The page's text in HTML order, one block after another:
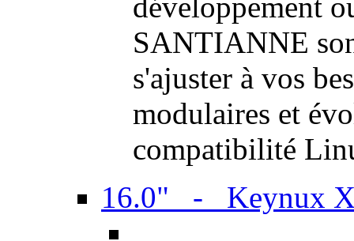
SANTIANNE
s'ajuster à vos
modulaires et
compatibilité
16.0" - Keynux